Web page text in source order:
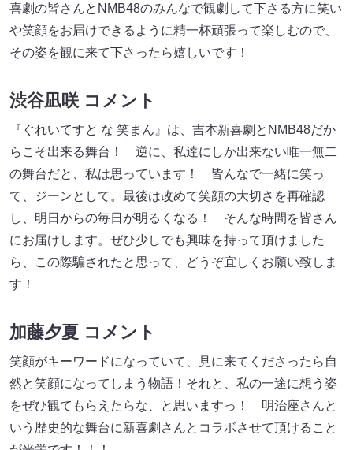
喜劇の皆さんとNMB48のみんなで観劇して下さる方に笑い
や笑顔をお届けできるように精一杯頑張って楽しむので、
その姿を観に来て下さったら嬉しいです！
渋谷凪咲 コメント
『ぐれいてすと な 笑まん』は、吉本新喜劇とNMB48だか
らこそ出来る舞台！ 逆に、私達にしか出来ない唯一無二
の舞台だと、私は思っています！ 皆んなで一緒に笑っ
て、ジーンとして。最後は改めて笑顔の大切さを再確認
し、明日からの毎日が明るくなる！ そんな時間を皆さん
にお届けします。ぜひ少しでも興味を持って頂けました
ら、この際騙されたと思って、どうぞ宜しくお願い致しま
す！
加藤夕夏 コメント
笑顔がキーワードになっていて、見に来てくださったら自
然と笑顔になってしまう物語！それと、私の一途に想う姿
をぜひ観てもらえたらな、と思いますっ！ 明治座さんと
いう歴史的な舞台に新喜劇さんとコラボさせて頂けること